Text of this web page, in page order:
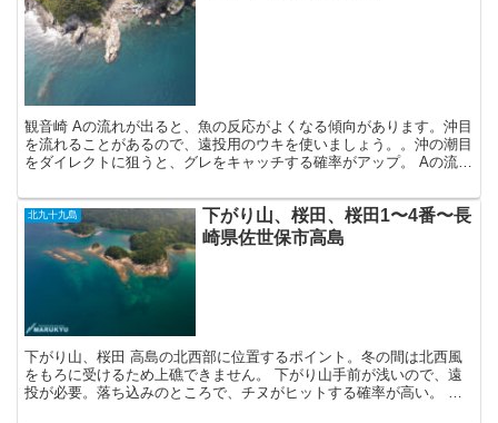
観音崎 Aの流れが出ると、魚の反応がよくなる傾向があります。沖目
を流れることがあるので、遠投用のウキを使いましょう。。沖の潮目
をダイレクトに狙うと、グレをキャッチする確率がアップ。 Aの流れ
北九十九島
下がり山、桜田、桜田1〜4番〜長
崎県佐世保市高島
下がり山、桜田 高島の北西部に位置するポイント。冬の間は北西風
をもろに受けるため上礁できません。 下がり山手前が浅いので、遠
投が必要。落ち込みのところで、チヌがヒットする確率が高い。 桜